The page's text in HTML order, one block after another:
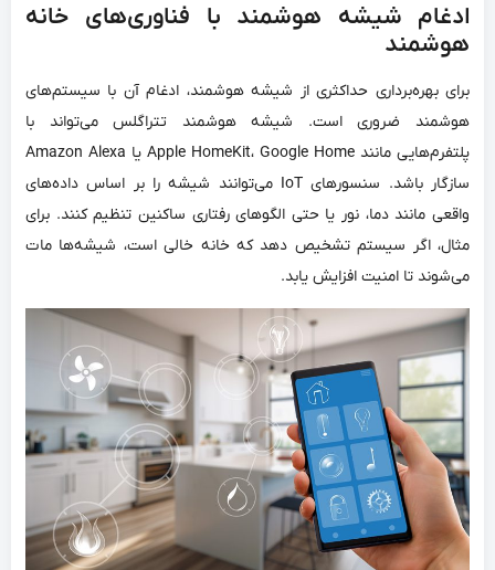
ادغام شیشه هوشمند با فناوری‌های خانه
هوشمند
برای بهره‌برداری حداکثری از شیشه هوشمند، ادغام آن با سیستم‌های
هوشمند ضروری است. شیشه هوشمند تتراگلس می‌تواند با
پلتفرم‌هایی مانند Apple HomeKit، Google Home یا Amazon Alexa
سازگار باشد. سنسورهای IoT می‌توانند شیشه را بر اساس داده‌های
واقعی مانند دما، نور یا حتی الگوهای رفتاری ساکنین تنظیم کنند. برای
مثال، اگر سیستم تشخیص دهد که خانه خالی است، شیشه‌ها مات
می‌شوند تا امنیت افزایش یابد.